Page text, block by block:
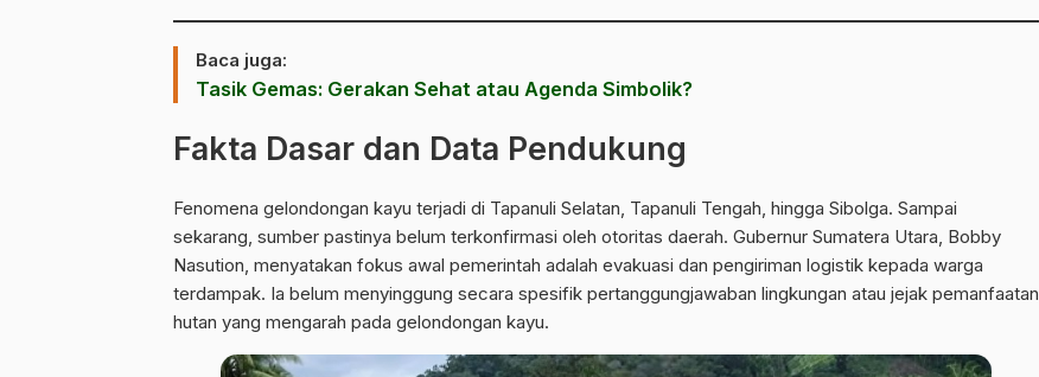
Baca juga:
Tasik Gemas: Gerakan Sehat atau Agenda Simbolik?
Fakta Dasar dan Data Pendukung
Fenomena gelondongan kayu terjadi di Tapanuli Selatan , Tapanuli Tengah, hingga Sibolga. Sampai
sekarang, sumber pastinya belum terkonfirmasi oleh otoritas daerah. Gubernur Sumatera Utara, Bobby
Nasution, menyatakan fokus awal pemerintah adalah evakuasi dan pengiriman logistik kepada warga
terdampak. Ia belum menyinggung secara spesifik pertanggungjawaban lingkungan atau jejak pemanfaatan
hutan yang mengarah pada gelondongan kayu.